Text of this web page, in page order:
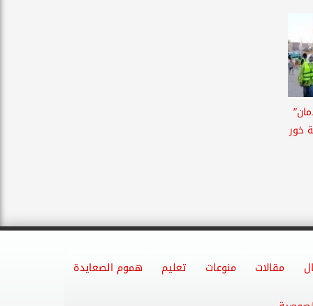
خور
مقالات منوعات تعليم هموم الصعايدة